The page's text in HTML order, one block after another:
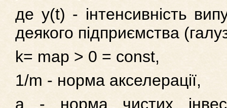
де y(t) - інтенсивність
деякого підприємства
k= map > 0 = const,
1/m - норма акселерації,
a - норма чистих